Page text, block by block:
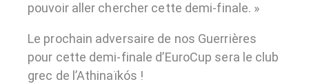
pouvoir aller chercher cette demi-finale. »
Le prochain adversaire de nos Guerrières
pour cette demi-finale d’EuroCup sera le club
grec de l’Athinaïkós !